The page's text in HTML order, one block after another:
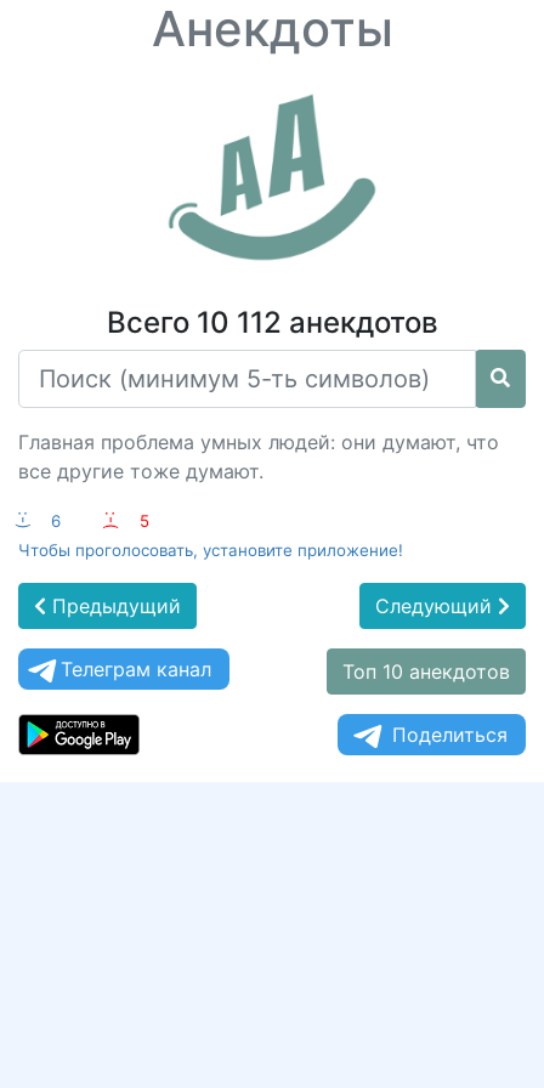
Анекдоты
Всего 10 112 анекдотов
Главная проблема умных людей: они думают, что
все другие тоже думают.
:-) 6 :-(
5
Чтобы проголосовать, установите приложение!
Предыдущий Следующий
Телеграм канал Топ 10 анекдотов
Поделиться